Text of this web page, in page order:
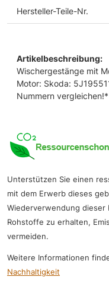
Hersteller-Teile-Nr.
Artikelbeschreibung:
Wischergestänge mit
Motor: Skoda:
Nummern
Unterstützen Sie einen
mit dem Erwerb dieses
Wiederverwendung dieser
Rohstoffe zu erhalten,
vermeiden.
Weitere Informationen
Nachhaltigkeit